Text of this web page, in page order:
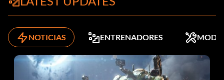
NOTICIAS ENTRENADORES MODS